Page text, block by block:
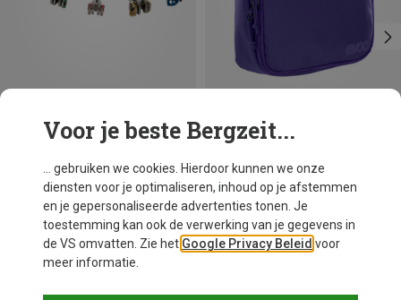
Je bespaart 12% Je bespaart 24%
Voor je beste Bergzeit...
... gebruiken we cookies. Hierdoor kunnen we onze
diensten voor je optimaliseren, inhoud op je afstemmen
en je gepersonaliseerde advertenties tonen. Je
toestemming kan ook de verwerking van je gegevens in
de VS omvatten. Zie het Google Privacy Beleid voor
meer informatie.